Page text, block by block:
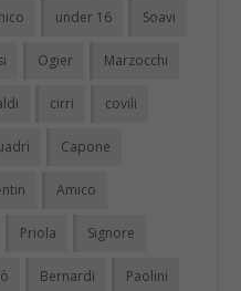
under 16 Soavi
Ogier Marzocchi
cirri covili
Capone
Amico
Priola Signore
Bernardi Paolini